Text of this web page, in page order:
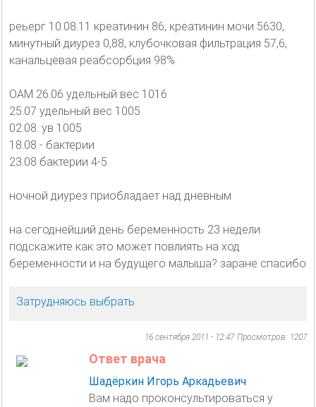
реьерг 10.08.11 креатинин 86, креатинин мочи 5630,
минутный диурез 0,88, клубочковая фильтрация 57,6,
канальцевая реабсорбция 98%.
ОАМ 26.06 удельный вес 1016
25.07 удельный вес 1005
02.08. ув 1005
18.08 - бактерии
23.08 бактерии 4-5
ночной диурез приобладает над дневным
на сегоднейший день беременность 23 недели.
подскажите как это может повлиять на ход
беременности и на будущего малыша? заране спасибо
Затрудняюсь выбрать
16 сентября 2011 - 12:47 Просмотров: 1207
Ответ врача
Шадёркин Игорь Аркадьевич
Вам надо проконсультироваться у